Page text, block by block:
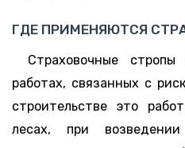
ГДЕ ПРИМЕНЯЮТСЯ
Страховочные
работах, связанных с
строительстве это
лесах, при